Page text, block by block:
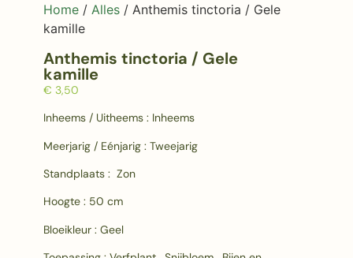
Home/ Alles/ Anthemis tinctoria / Gele
kamille
Anthemis tinctoria / Gele
kamille
€ 3,50
Inheems / Uitheems : Inheems
Meerjarig / Eénjarig : Tweejarig
Standplaats : Zon
Hoogte : 50 cm
Bloeikleur : Geel